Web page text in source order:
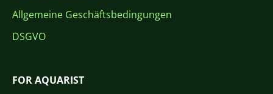
Allgemeine Geschäftsbedingungen
DSGVO
FOR AQUARIST